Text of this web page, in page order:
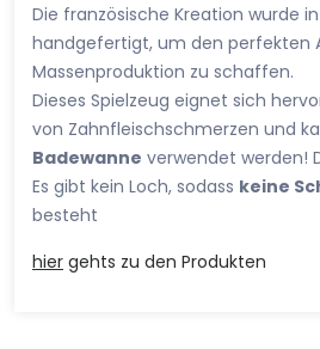
Die französische Kreation wurde
handgefertigt, um den perfekten
Massenproduktion zu schaffen.
Dieses Spielzeug eignet sich
von Zahnfleischschmerzen und
Badewanne verwendet werden!
Es gibt kein Loch, sodass keine
besteht
hier gehts zu den Produkten